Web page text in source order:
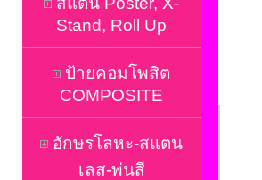
Stand, Roll Up
ป้ายคอมโพสิต
COMPOSITE
อักษรโลหะ-สแตน
เลส-พ่นสี